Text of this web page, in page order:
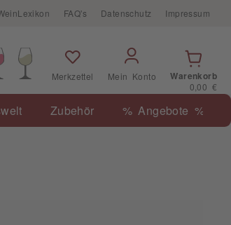
FAQ's Datenschutz Impressum
Merkzettel Mein Konto
Warenkorb
0,00 €
Zubehör % Angebote %